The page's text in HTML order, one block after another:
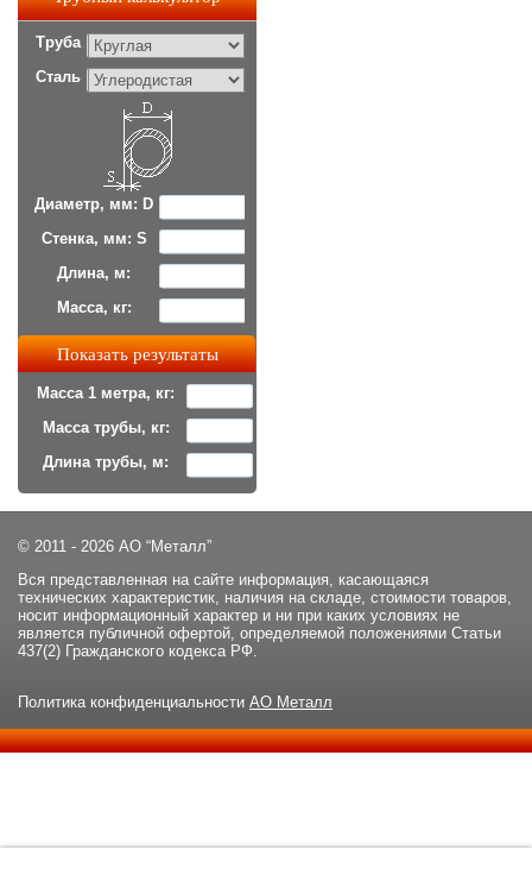
Труба
Сталь
Диаметр, мм: D
Стенка, мм: S
Длина, м:
Масса, кг:
Масса 1 метра, кг:
Масса трубы, кг:
Длина трубы, м:
© 2011 - 2026 АО “Металл”
Вся представленная на сайте информация, касающаяся
технических характеристик, наличия на складе, стоимости товаров,
носит информационный характер и ни при каких условиях не
является публичной офертой, определяемой положениями Статьи
437(2) Гражданского кодекса РФ.
Политика конфиденциальности АО Металл